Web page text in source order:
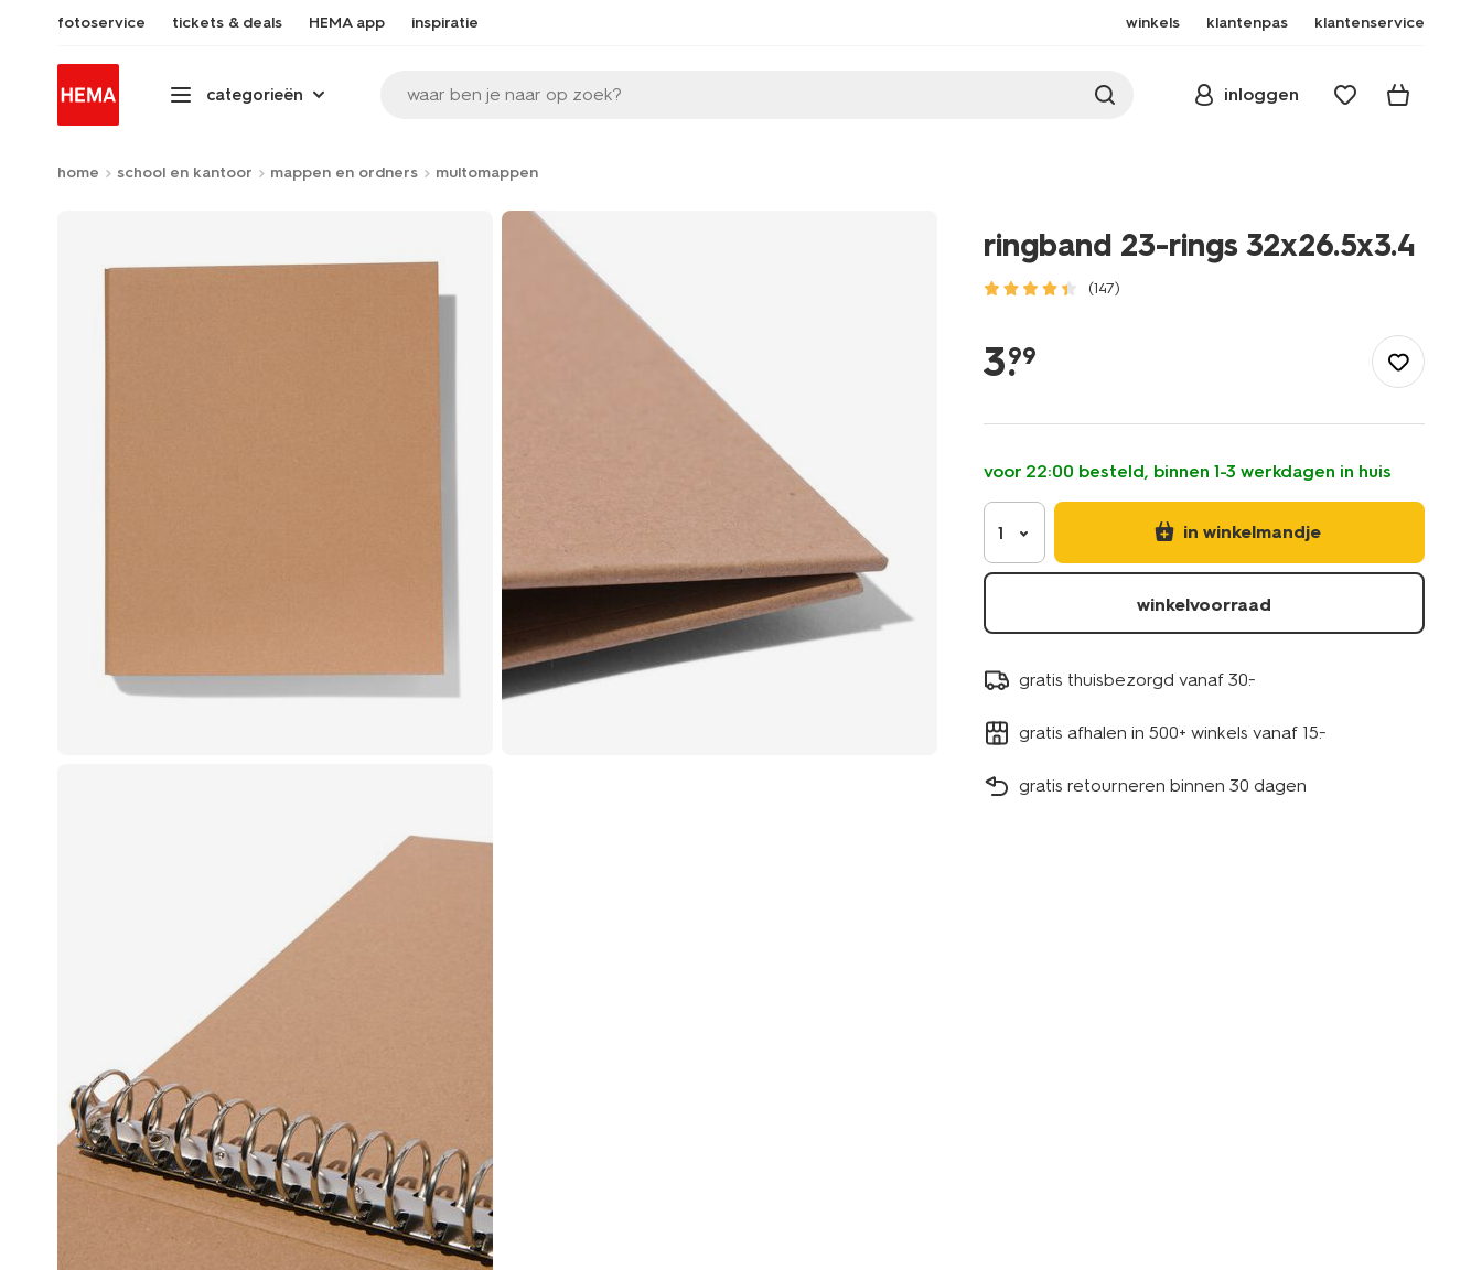
fotoservice tickets & deals HEMA app inspiratie winkels klantenpas klantenservice
categorieën waar ben je naar op zoek? inloggen
home school en kantoor mappen en ordners multomappen
ringband 23-rings 32x26.5x3.4
(147)
ordners/multomappen/ringband-
3.
99
voor 22:00 besteld, binnen 1-3 werkdagen in huis
1 in winkelmandje
winkelvoorraad
gratis thuisbezorgd vanaf 30.-
gratis afhalen in 500+ winkels vanaf 15.-
gratis retourneren binnen 30 dagen